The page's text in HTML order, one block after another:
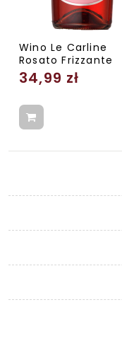
Wino Le Carline
Rosato Frizzante
34,99 zł